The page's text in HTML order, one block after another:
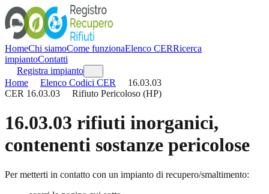
HomeChi siamoCome funzionaElenco CERRicerca
impiantoContatti
Registra impianto
Home
Elenco Codici CER
16.03.03
CER 16.03.03 Rifiuto Pericoloso (HP)
16.03.03 rifiuti inorganici,
contenenti sostanze pericolose
Per metterti in contatto con un impianto di recupero/smaltimento: